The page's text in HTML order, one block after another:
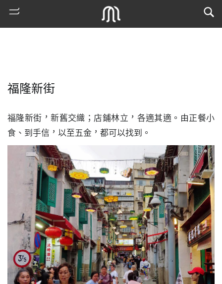
地
閣
福隆新街
福隆新街，新舊交織；店鋪林立，各適其適。由正餐小
食、到手信，以至五金，都可以找到。